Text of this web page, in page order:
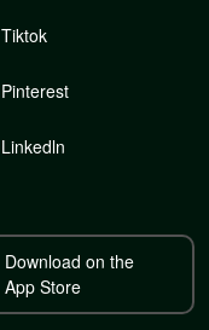
Tiktok
Pinterest
Linkedln
Download on the
App Store